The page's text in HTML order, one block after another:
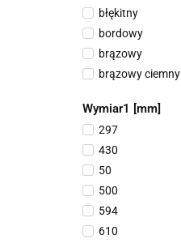
24
25
29
30
32
33
34
35
36
38
54
błękitny
bordowy
brązowy
brązowy ciemny
burgundowy
bursztynowy
ciemnoczerwony
ciemnoniebieski
ciemnoszary
ciemnozielony
ciemnożółty
Wymiar1 [mm]
297
430
50
500
594
610